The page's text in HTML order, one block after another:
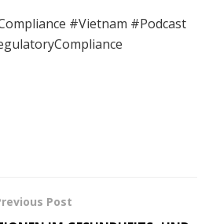
#Vietnam #Podcast
Post